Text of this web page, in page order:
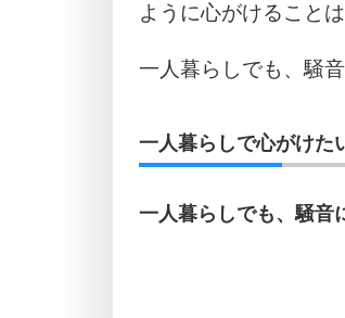
ように心がけることは
一人暮らしでも、騒
一人暮らしで心がけた
一人暮らしでも、騒音